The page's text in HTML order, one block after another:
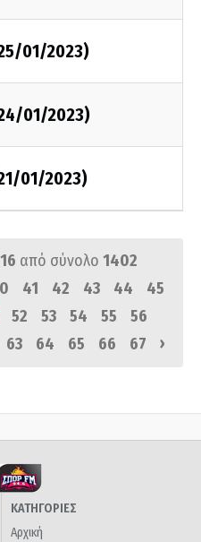
01/2023)
01/2023)
01/2023)
από σύνολο 1402
41 42 43 44
45
52 53 54 55
56
63 64 65 66 67 ›
ΚΑΤΗΓΟΡΙΕΣ
Αρχική